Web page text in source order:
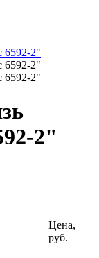
2"
Цена,
руб.